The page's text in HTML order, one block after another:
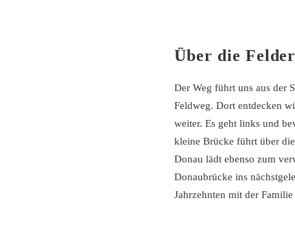
Über die
Der Weg führt uns aus der
Feldweg. Dort entdecken
weiter. Es geht links und
kleine Brücke führt über
Donau lädt ebenso zum
Donaubrücke ins
Jahrzehnten mit der